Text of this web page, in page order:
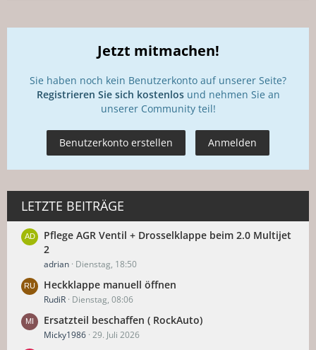
Jetzt mitmachen!
Sie haben noch kein Benutzerkonto auf unserer Seite?
Registrieren Sie sich kostenlosund nehmen Sie an
unserer Community teil!
Benutzerkonto erstellen Anmelden
LETZTE BEITRÄGE
Pflege AGR Ventil + Drosselklappe beim 2.0 Multijet
2
adrian Dienstag, 18:50
Heckklappe manuell öffnen
RudiR Dienstag, 08:06
Ersatzteil beschaffen ( RockAuto)
Micky1986 29. Juli 2026